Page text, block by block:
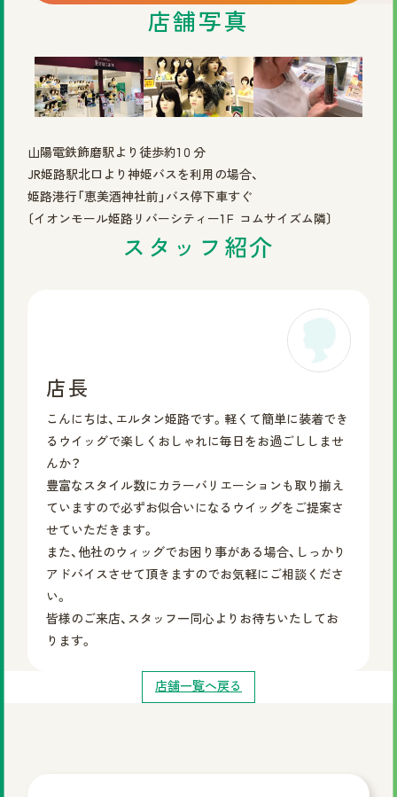
店舗写真
山陽電鉄飾磨駅より徒歩約1０分
JR姫路駅北口より神姫バスを利用の場合、
姫路港行「恵美酒神社前」バス停下車すぐ
〔イオンモール姫路リバーシティー1Ｆ コムサイズム隣〕
スタッフ紹介
店長
こんにちは、エルタン姫路です。軽くて簡単に装着でき
るウイッグで楽しくおしゃれに毎日をお過ごししませ
んか？
豊富なスタイル数にカラーバリエーションも取り揃え
ていますので必ずお似合いになるウイッグをご提案さ
せていただきます。
また、他社のウィッグでお困り事がある場合、しっかり
アドバイスさせて頂きますのでお気軽にご相談くださ
い。
皆様のご来店、スタッフ一同心よりお待ちいたしてお
ります。
店舗一覧へ戻る